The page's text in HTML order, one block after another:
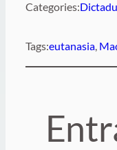
Categories:
Tags:eutanasia,